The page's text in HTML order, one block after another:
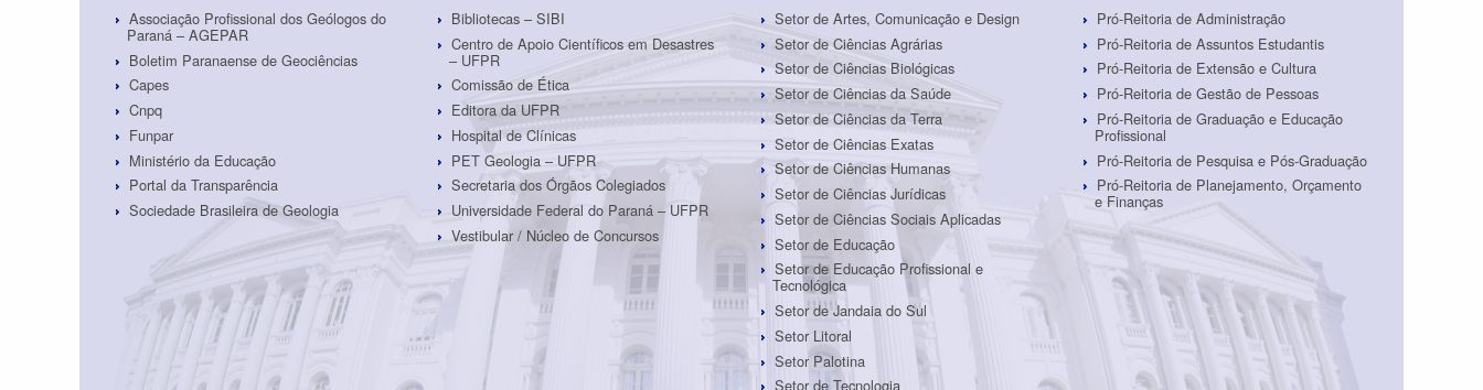
Associação Profissional dos Geólogos do
Paraná – AGEPAR
Boletim Paranaense de Geociências
Capes
Cnpq
Funpar
Ministério da Educação
Portal da Transparência
Sociedade Brasileira de Geologia
Bibliotecas – SIBI
Centro de Apoio Científicos em Desastres
– UFPR
Comissão de Ética
Editora da UFPR
Hospital de Clínicas
PET Geologia – UFPR
Secretaria dos Órgãos Colegiados
Universidade Federal do Paraná – UFPR
Vestibular / Núcleo de Concursos
Setor de Artes, Comunicação e Design
Setor de Ciências Agrárias
Setor de Ciências Biológicas
Setor de Ciências da Saúde
Setor de Ciências da Terra
Setor de Ciências Exatas
Setor de Ciências Humanas
Setor de Ciências Jurídicas
Setor de Ciências Sociais Aplicadas
Setor de Educação
Setor de Educação Profissional e
Tecnológica
Setor de Jandaia do Sul
Setor Litoral
Setor Palotina
Setor de Tecnologia
Pró-Reitoria de Administração
Pró-Reitoria de Assuntos Estudantis
Pró-Reitoria de Extensão e Cultura
Pró-Reitoria de Gestão de Pessoas
Pró-Reitoria de Graduação e Educação
Profissional
Pró-Reitoria de Pesquisa e Pós-Graduação
Pró-Reitoria de Planejamento, Orçamento
e Finanças